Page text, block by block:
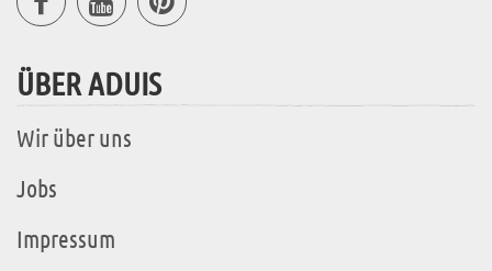
ÜBER ADUIS
Wir über uns
Jobs
Impressum